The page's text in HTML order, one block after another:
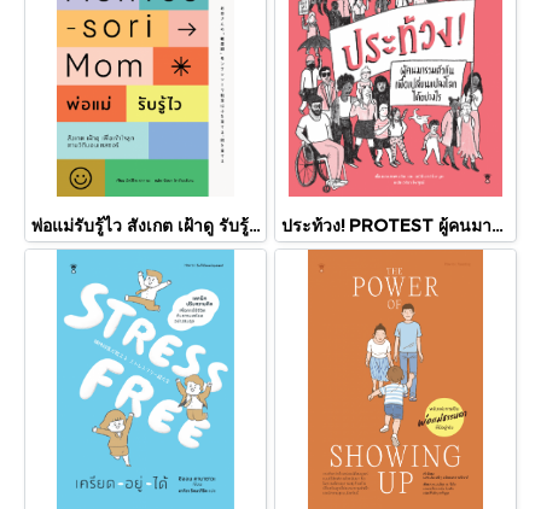
พ่อแม่รับรู้ไว สังเกต เฝ้าดู รับรู้เพื่อเข้าใจลูก ตามวิถีมอนเตสซอรี Montesori Mom / อัตสึโกะ ซาการะ / ณิชยา รักเกียรติงาม / SandClock Books ประท้วง! PROTEST ผู้คนมารวมตัวกันเพื่อเปลี่ยนแปลงโลกได้อย่างไร /อลิซ,เอมิลี ฮาเวิร์ท-บูท/ SandClock